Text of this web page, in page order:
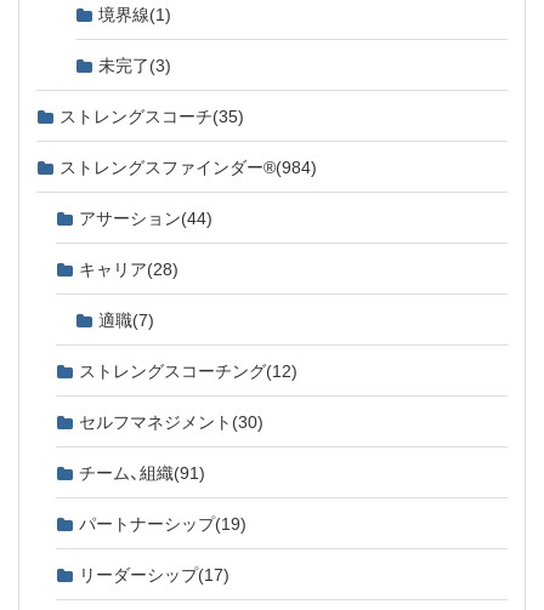
境界線(1)
未完了(3)
ストレングスコーチ(35)
ストレングスファインダー®(984)
アサーション(44)
キャリア(28)
適職(7)
ストレングスコーチング(12)
セルフマネジメント (30)
チーム、組織(91)
パートナーシップ(19)
リーダーシップ(17)